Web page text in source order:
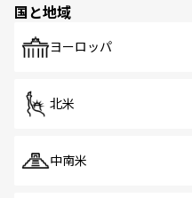
で、ホーカーズは地
国と地域
ヨーロッパ
北米
中南米